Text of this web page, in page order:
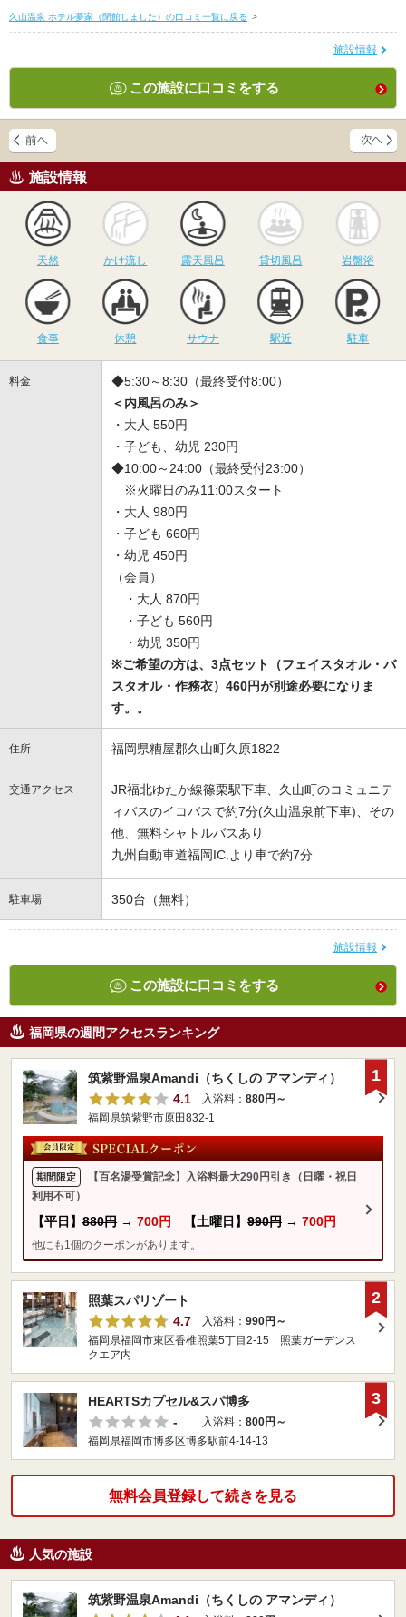
久山温泉 ホテル夢家（閉館しました）の口コミ一覧に戻る >
施設情報
この施設に口コミをする
施設情報
天然
かけ流し
かけ流し
露天風呂
露天風呂
貸切風呂
貸切風呂 岩盤浴
食事 休憩
サウナ
サウナ 駅近 駐車
料金
◆5:30～8:30（最終受付8:00）
＜内風呂のみ＞
・大人 550円
・子ども、幼児 230円
◆10:00～24:00（最終受付23:00）
※火曜日のみ11:00スタート
・大人 980円
・子ども 660円
・幼児 450円
（会員）
・大人 870円
・子ども 560円
・幼児 350円
※ご希望の方は、3点セット（フェイスタオル・バ
スタオル・作務衣）460円が別途必要になりま
す。。
住所 福岡県糟屋郡久山町久原1822
交通アクセス
JR福北ゆたか線篠栗駅下車、久山町のコミュニテ
ィバスのイコバスで約7分(久山温泉前下車)、その
他、無料シャトルバスあり
九州自動車道福岡IC.より車で約7分
駐車場 350台（無料）
施設情報
この施設に口コミをする
福岡県の週間アクセスランキング
筑紫野温泉Amandi（ちくしの アマンディ）
4.1
入浴料： 880円～
福岡県筑紫野市原田832-1
期間限定
【百名湯受賞記念】入浴料最大290円引き（日曜・祝日
利用不可）
【平日】 880円 → 700円 【土曜日】 990円 → 700円
他にも1個のクーポンがあります。
1
照葉スパリゾート
4.7
入浴料： 990円～
福岡県福岡市東区香椎照葉5丁目2-15 照葉ガーデンス
クエア内
2
HEARTSカプセル&スパ博多
-
入浴料： 800円～
福岡県福岡市博多区博多駅前4-14-13
3
無料会員登録して続きを見る
人気の施設
筑紫野温泉Amandi（ちくしの アマンディ）